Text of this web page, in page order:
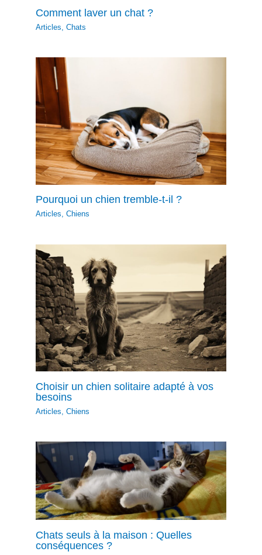
Comment laver un chat ?
Articles ,Chats
Pourquoi un chien tremble-t-il ?
Articles,Chiens
Choisir un chien solitaire adapté à vos
besoins
Articles ,Chiens
Chats seuls à la maison : Quelles
conséquences ?